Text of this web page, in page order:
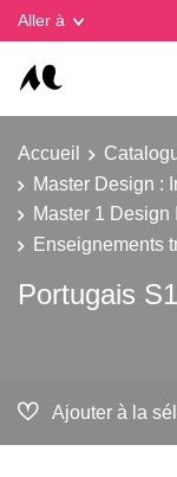
Aller à
Accueil
Master Design :
Master 1 Design
Enseignements
Portugais S1
Ajouter à la
Gestion des cookies